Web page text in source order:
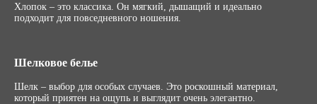
Хлопок – это классика. Он мягкий, дышащий и идеально
подходит для повседневного ношения.
Шелковое белье
Шелк – выбор для особых случаев. Это роскошный материал,
который приятен на ощупь и выглядит очень элегантно.